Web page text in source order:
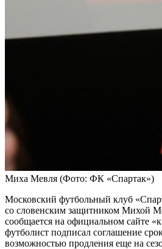
Миха Мевля (Фото: ФК «Спартак»)
Московский футбольный клуб
со словенским защитником Михой
сообщается на официальном сайте
футболист подписал соглашение
возможностью продления еще на